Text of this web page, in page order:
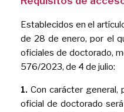
Establecidos en el
de 28 de enero, por el
oficiales de doctorado,
576/2023, de 4 de julio:
1. Con carácter general,
oficial de doctorado